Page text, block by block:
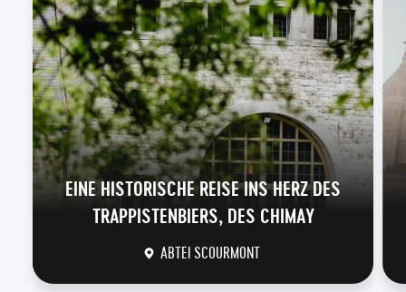
EINE HISTORISCHE REISE INS HERZ DES
TRAPPISTENBIERS, DES CHIMAY
ABTEI SCOURMONT